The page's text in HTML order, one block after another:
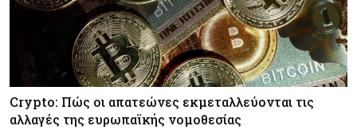
Crypto: Πώς οι απατεώνες εκμεταλλεύονται τις
αλλαγές της ευρωπαϊκής νομοθεσίας